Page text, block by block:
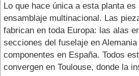
Lo que hace única a esta planta
ensamblaje multinacional. Las
fabrican en toda Europa: las alas
secciones del fuselaje en
componentes en España. Todos
convergen en Toulouse, donde la